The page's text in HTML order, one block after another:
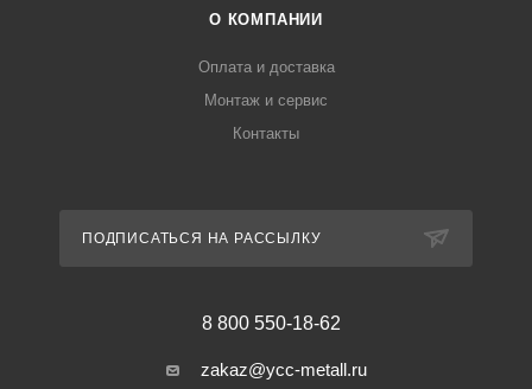
О КОМПАНИИ
Оплата и доставка
Монтаж и сервис
Контакты
ПОДПИСАТЬСЯ НА РАССЫЛКУ
8 800 550-18-62
zakaz@ycc-metall.ru